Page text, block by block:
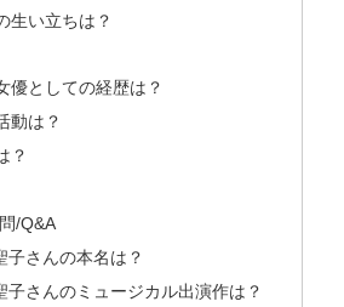
生い立ちは？
優としての経歴は？
動は？
？
/Q&A
子さんの本名は？
子さんのミュージカル出演作は？